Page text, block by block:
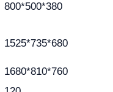
800*500*380
1525*735*680
1680*810*760